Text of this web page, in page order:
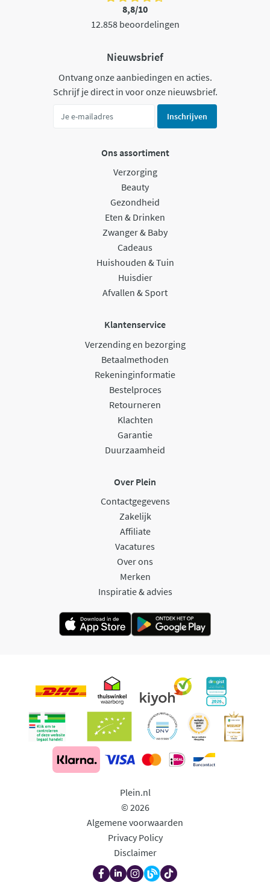
8,8/10
12.858 beoordelingen
Nieuwsbrief
Ontvang onze aanbiedingen en acties.
Schrijf je direct in voor onze nieuwsbrief.
Inschrijven
Ons assortiment
Verzorging
Beauty
Gezondheid
Eten & Drinken
Zwanger & Baby
Cadeaus
Huishouden & Tuin
Huisdier
Afvallen & Sport
Klantenservice
Verzending en bezorging
Betaalmethoden
Rekeninginformatie
Bestelproces
Retourneren
Klachten
Garantie
Duurzaamheid
Over Plein
Contactgegevens
Zakelijk
Affiliate
Vacatures
Over ons
Merken
Inspiratie & advies
Plein.nl
© 2026
Algemene voorwaarden
Privacy Policy
Disclaimer